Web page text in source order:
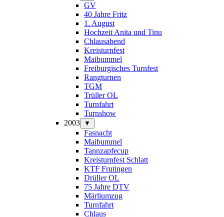
GV
40 Jahre Fritz
1. August
Hochzeit Anita und Tinu
Chlausabend
Kreisturnfest
Maibummel
Freiburgisches Turnfest
Rangturnen
TGM
Trüller OL
Turnfahrt
Turnshow
2003
▼
Fasnacht
Maibummel
Tannzapfecup
Kreisturnfest Schlatt
KTF Frutingen
Drüller OL
75 Jahre DTV
Märliumzug
Turnfahrt
Chlaus